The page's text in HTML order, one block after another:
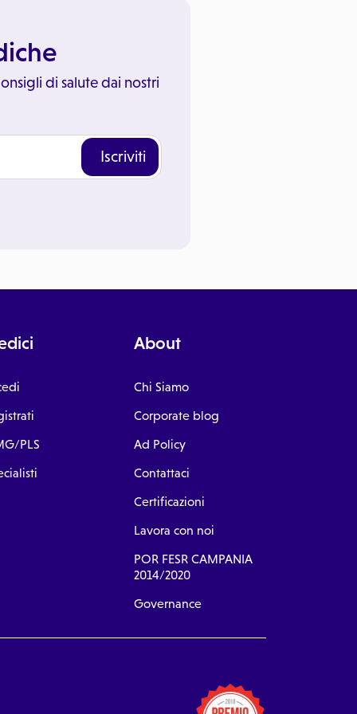
di salute dai nostri
Iscriviti
PLS
About
Chi Siamo
Corporate blog
Ad Policy
Contattaci
Certificazioni
Lavora con noi
POR FESR CAMPANIA
2014/2020
Governance